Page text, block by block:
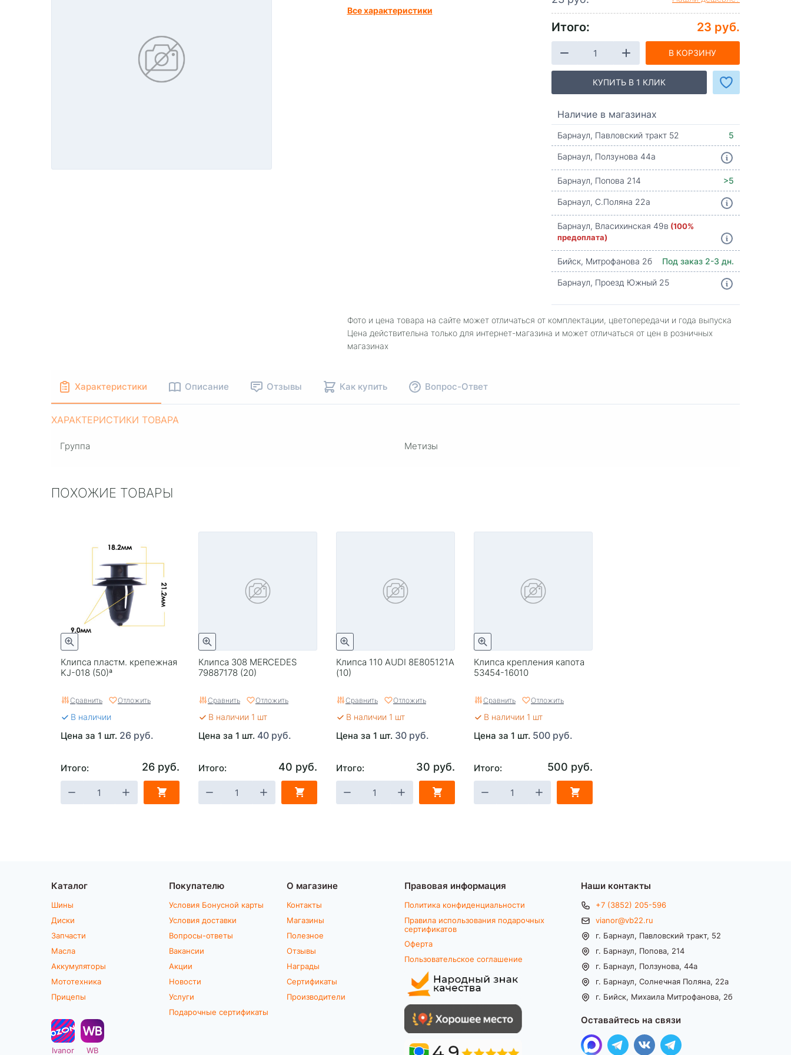
Все характеристики
Итого: 23 руб.
В КОРЗИНУ
КУПИТЬ В 1 КЛИК
Наличие в магазинах
Барнаул, Павловский тракт 52
5
Барнаул, Ползунова 44а
Барнаул, Попова 214
>5
Барнаул, С.Поляна 22а
Барнаул, Власихинская 49в (100%
предоплата)
Бийск, Митрофанова 2б
Под заказ 2-3 дн.
Барнаул, Проезд Южный 25
Фото и цена товара на сайте может отличаться от комплектации, цветопередачи и года выпуска
Цена действительна только для интернет-магазина и может отличаться от цен в розничных
магазинах
Характеристики Описание Отзывы Как купить Вопрос-Ответ
ХАРАКТЕРИСТИКИ ТОВАРА
Группа Метизы
ПОХОЖИЕ ТОВАРЫ
Клипса пластм. крепежная
KJ-018 (50)ª
Сравнить Отложить
В наличии
Цена за 1 шт. 26 руб.
Итого: 26 руб.
Клипса 308 MERCEDES
79887178 (20)
Сравнить Отложить
В наличии 1 шт
Цена за 1 шт. 40 руб.
Итого: 40 руб.
Клипса 110 AUDI 8E805121A
(10)
Сравнить Отложить
В наличии 1 шт
Цена за 1 шт. 30 руб.
Итого: 30 руб.
Клипса крепления капота
53454-16010
Сравнить Отложить
В наличии 1 шт
Цена за 1 шт. 500 руб.
Итого: 500 руб.
Каталог
Шины
Диски
Запчасти
Масла
Аккумуляторы
Мототехника
Прицепы
Ivanor WB
Покупателю
Условия Бонусной карты
Условия доставки
Вопросы-ответы
Вакансии
Акции
Новости
Услуги
Подарочные сертификаты
О магазине
Контакты
Магазины
Полезное
Отзывы
Награды
Сертификаты
Производители
Правовая информация
Политика конфиденциальности
Правила использования подарочных
сертификатов
Оферта
Пользовательское соглашение
Наши контакты
+7 (3852) 205-596
vianor@vb22.ru
г. Барнаул, Павловский тракт, 52
г. Барнаул, Попова, 214
г. Барнаул, Ползунова, 44а
г. Барнаул, Солнечная Поляна, 22а
г. Бийск, Михаила Митрофанова, 2б
Оставайтесь на связи